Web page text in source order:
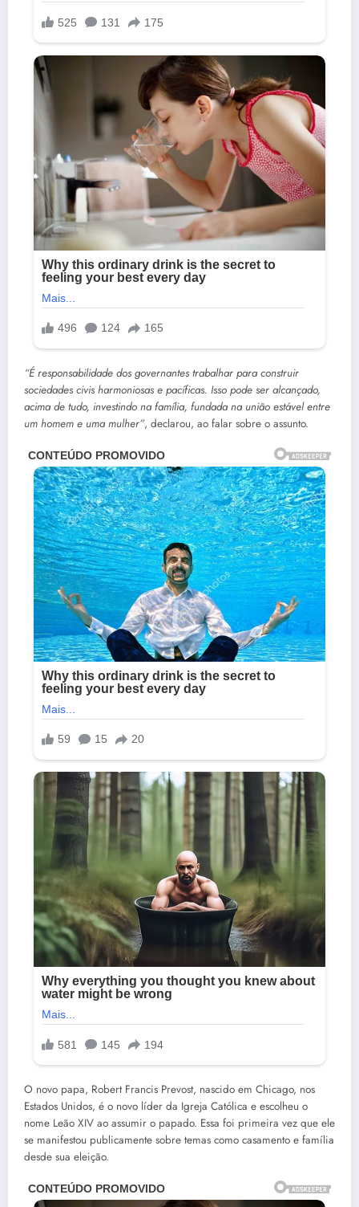
“É responsabilidade dos governantes trabalhar para construir
sociedades civis harmoniosas e pacíficas. Isso pode ser alcançado,
acima de tudo, investindo na família, fundada na união estável entre
um homem e uma mulher”, declarou, ao falar sobre o assunto.
O novo papa, Robert Francis Prevost, nascido em Chicago, nos
Estados Unidos, é o novo líder da Igreja Católica e escolheu o
nome Leão XIV ao assumir o papado. Essa foi primeira vez que ele
se manifestou publicamente sobre temas como casamento e família
desde sua eleição.